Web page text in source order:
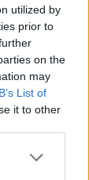
utilized by
prior to
on the
may
List of
it to other
a le za